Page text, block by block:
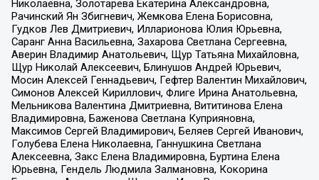
Николаевна, Золотарева Екатерина Александровна,
Рачинский Ян Збигневич, Жемкова Елена Борисовна,
Гудков Лев Дмитриевич, Илларионова Юлия Юрьевна,
Саранг Анна Васильевна, Захарова Светлана Сергеевна,
Аверин Владимир Анатольевич, Щур Татьяна Михайловна,
Щур Николай Алексеевич, Блинушов Андрей Юрьевич,
Мосин Алексей Геннадьевич, Гефтер Валентин Михайлович,
Симонов Алексей Кириллович, Флиге Ирина Анатольевна,
Мельникова Валентина Дмитриевна, Вититинова Елена
Владимировна, Баженова Светлана Куприяновна,
Максимов Сергей Владимирович, Беляев Сергей Иванович,
Голубева Елена Николаевна, Ганнушкина Светлана
Алексеевна, Закс Елена Владимировна, Буртина Елена
Юрьевна, Гендель Людмила Залмановна, Кокорина